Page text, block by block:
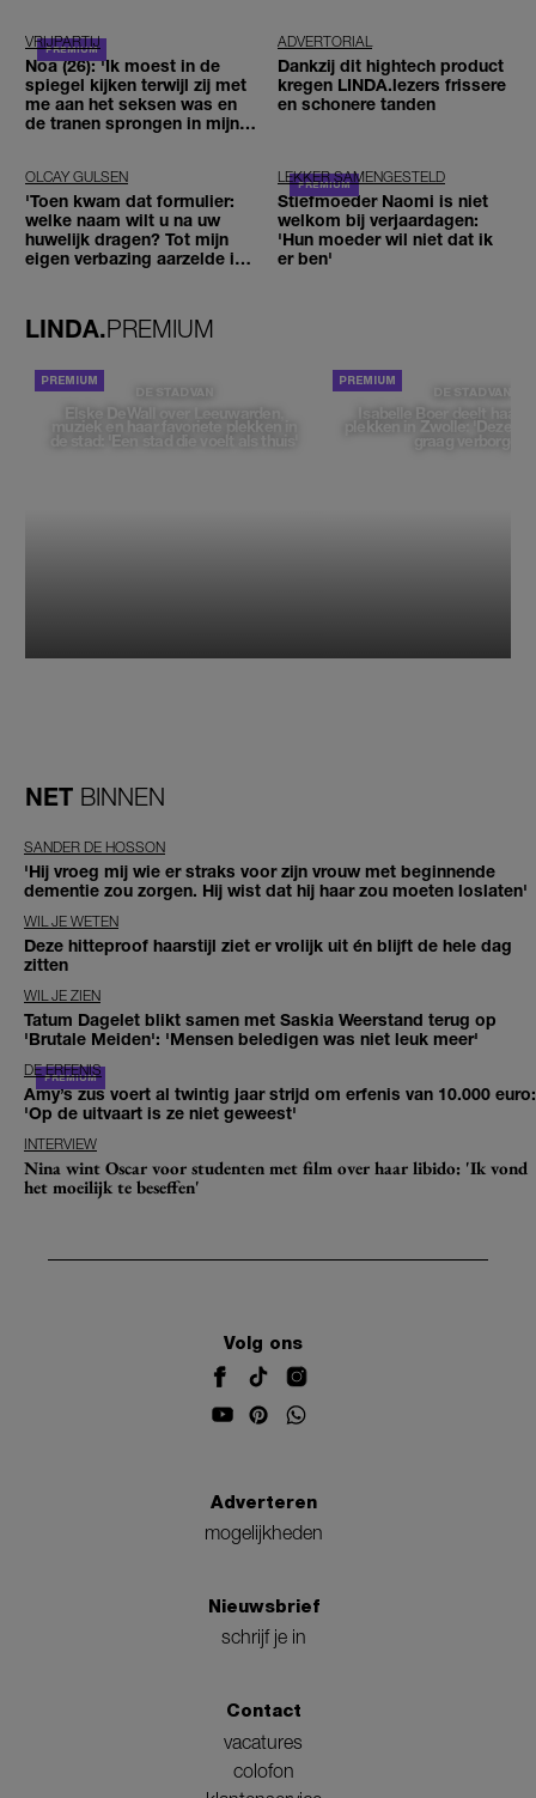
VRIJPARTIJ
Noa (26): 'Ik moest in de
spiegel kijken terwijl zij met
me aan het seksen was en
de tranen sprongen in mijn
ADVERTORIAL
Dankzij dit hightech product
kregen LINDA.lezers frissere
en schonere tanden
OLCAY GULSEN
'Toen kwam dat formulier:
welke naam wilt u na uw
huwelijk dragen? Tot mijn
eigen verbazing aarzelde ik
LEKKER SAMENGESTELD
Stiefmoeder Naomi is niet
welkom bij verjaardagen:
'Hun moeder wil niet dat ik
er ben'
LINDA.PREMIUM
DE STAD VAN
Elske DeWall over Leeuwarden,
muziek en haar favoriete plekken in
de stad: 'Een stad die voelt als thuis'
DE STAD VAN
Isabelle Boer deelt haar
plekken in Zwolle: 'Deze
graag verborgen'
NET BINNEN
SANDER DE HOSSON
'Hij vroeg mij wie er straks voor zijn vrouw met beginnende
dementie zou zorgen. Hij wist dat hij haar zou moeten loslaten'
WIL JE WETEN
Deze hitteproof haarstijl ziet er vrolijk uit én blijft de hele dag
zitten
WIL JE ZIEN
Tatum Dagelet blikt samen met Saskia Weerstand terug op
'Brutale Meiden': 'Mensen beledigen was niet leuk meer'
DE ERFENIS
Amy’s zus voert al twintig jaar strijd om erfenis van 10.000 euro:
'Op de uitvaart is ze niet geweest'
INTERVIEW
Nina wint Oscar voor studenten met film over haar libido: 'Ik vond
het moeilijk te beseffen'
Volg ons
Adverteren
mogelijkheden
Nieuwsbrief
schrijf je in
Contact
vacatures
colofon